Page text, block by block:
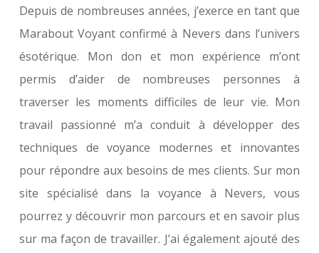
Depuis de nombreuses années, j’exerce en tant que
Marabout Voyant confirmé à Nevers dans l’univers
ésotérique. Mon don et mon expérience m’ont
permis d’aider de nombreuses personnes à
traverser les moments difficiles de leur vie. Mon
travail passionné m’a conduit à développer des
techniques de voyance modernes et innovantes
pour répondre aux besoins de mes clients. Sur mon
site spécialisé dans la voyance à Nevers, vous
pourrez y découvrir mon parcours et en savoir plus
sur ma façon de travailler. J’ai également ajouté des